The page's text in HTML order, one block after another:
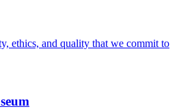
ethics, and quality that we commit to